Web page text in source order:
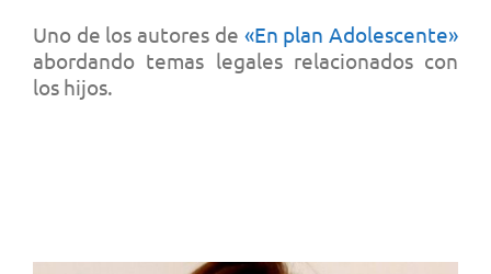
Uno de los autores de «En plan Adolescente»
abordando temas legales relacionados con
los hijos.